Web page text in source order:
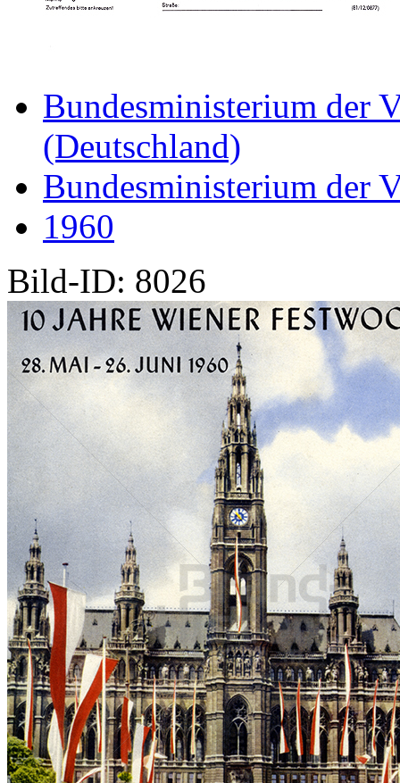
Bundesministerium der
(Deutschland)
Bundesministerium der
1960
Bild-ID: 8026